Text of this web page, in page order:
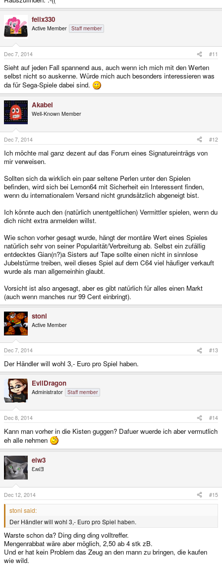
felix330
Active Member Staff member
Dec 7, 2014 #11
Sieht auf jeden Fall spannend aus, auch wenn ich mich mit den Werten
selbst nicht so auskenne. Würde mich auch besonders interessieren was
da für Sega-Spiele dabei sind.
Akabei
Well-Known Member
Dec 7, 2014 #12
Ich möchte mal ganz dezent auf das Forum eines Signatureinträgs von
mir verweisen.
Sollten sich da wirklich ein paar seltene Perlen unter den Spielen
befinden, wird sich bei Lemon64 mit Sicherheit ein Interessent finden,
wenn du internationalem Versand nicht grundsätzlich abgeneigt bist.
Ich könnte auch den (natürlich unentgeltlichen) Vermittler spielen, wenn du
dich nicht extra anmelden willst.
Wie schon vorher gesagt wurde, hängt der montäre Wert eines Spieles
natürlich sehr von seiner Popularität/Verbreitung ab. Selbst ein zufällig
entdecktes Gian(n?)a Sisters auf Tape sollte einen nicht in sinnlose
Jubelstürme treiben, weil dieses Spiel auf dem C64 viel häufiger verkauft
wurde als man allgemeinhin glaubt.
Vorsicht ist also angesagt, aber es gibt natürlich für alles einen Markt
(auch wenn manches nur 99 Cent einbringt).
stoni
Active Member
Dec 7, 2014 #13
Der Händler will wohl 3,- Euro pro Spiel haben.
EvilDragon
Administrator Staff member
Dec 8, 2014 #14
Kann man vorher in die Kisten guggen? Dafuer wuerde ich aber vermutlich
eh alle nehmen
elw3
ƐʍlƎ
Dec 12, 2014 #15
stoni said:
Der Händler will wohl 3,- Euro pro Spiel haben.
Warste schon da? Ding ding ding volltreffer.
Mengenrabbat wäre aber möglich, 2,50 ab 4 stk zB.
Und er hat kein Problem das Zeug an den mann zu bringen, die kaufen
wie wild.